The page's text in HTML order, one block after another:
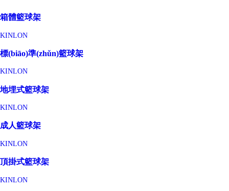
箱體籃球架
KINLON
標(biāo)準(zhǔn)籃球架
KINLON
地埋式籃球架
KINLON
成人籃球架
KINLON
頂掛式籃球架
KINLON